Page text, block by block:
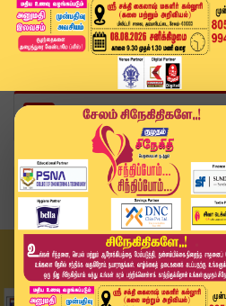
Home
தமிழ்நாடு
TN Weather: தமிழகத்தில் 6